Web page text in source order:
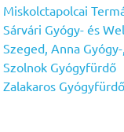
Miskolctapolcai
Sárvári Gyógy- és
Szeged, Anna
Szolnok Gyógyfürdő
Zalakaros Gyógyfürdő